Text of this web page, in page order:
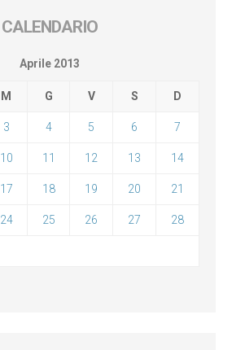
CALENDARIO
Aprile 2013
M G V S D
3 4 5 6 7
10 11 12 13 14
17 18 19 20 21
24 25 26 27 28